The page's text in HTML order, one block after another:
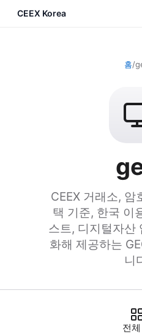
CEEX Korea
홈/
CEEX 거래소, 암
택 기준, 한국 이
스트, 디지털자산
화해 제공하는
니
전